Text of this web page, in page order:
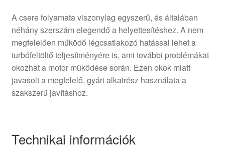
A csere folyamata viszonylag egyszerű, és általában
néhány szerszám elegendő a helyettesítéshez. A nem
megfelelően működő légcsatlakozó hatással lehet a
turbófeltöltő teljesítményére is, ami további problémákat
okozhat a motor működése során. Ezen okok miatt
javasolt a megfelelő, gyári alkatrész használata a
szakszerű javításhoz.
Technikai információk